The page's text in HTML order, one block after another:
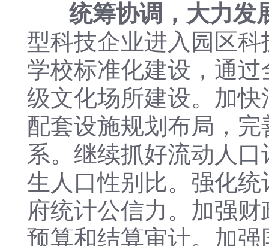
统筹协调，大力发
型科技企业进入园区
学校标准化建设，通
级文化场所建设。加
配套设施规划布局，
系。继续抓好流动人
生人口性别比。强化
府统计公信力。加强
预算和结算审计。加